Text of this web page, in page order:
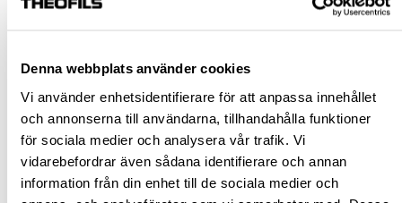
Denna webbplats använder cookies
Vi använder enhetsidentifierare för att anpassa innehållet
och annonserna till användarna, tillhandahålla funktioner
för sociala medier och analysera vår trafik. Vi
vidarebefordrar även sådana identifierare och annan
information från din enhet till de sociala medier och
235,00 kr
st
KÖP
Jönköping huvudlager Finns i lager online